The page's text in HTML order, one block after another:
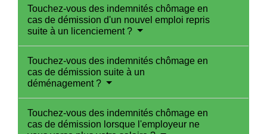
Touchez-vous des indemnités chômage en
cas de démission d'un nouvel emploi repris
suite à un licenciement ?
Touchez-vous des indemnités chômage en
cas de démission suite à un
déménagement ?
Touchez-vous des indemnités chômage en
cas de démission lorsque l'employeur ne